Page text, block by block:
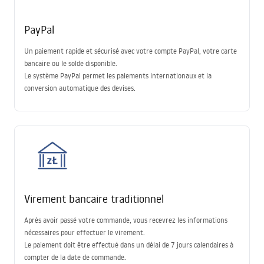
PayPal
Un paiement rapide et sécurisé avec votre compte PayPal, votre carte
bancaire ou le solde disponible.
Le système PayPal permet les paiements internationaux et la
conversion automatique des devises.
Virement bancaire traditionnel
Après avoir passé votre commande, vous recevrez les informations
nécessaires pour effectuer le virement.
Le paiement doit être effectué dans un délai de 7 jours calendaires à
compter de la date de commande.